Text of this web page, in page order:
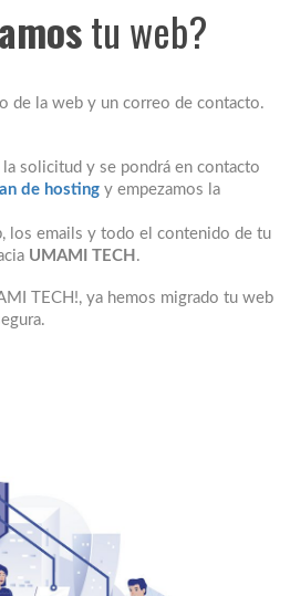
tu web?
de la web y un correo de contacto.
solicitud y se pondrá en contacto
de hosting y empezamos la
los emails y todo el contenido de tu
UMAMI TECH .
TECH!, ya hemos migrado tu web